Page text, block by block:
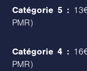
Catégorie 5 :
PMR)
Catégorie 4 :
PMR)